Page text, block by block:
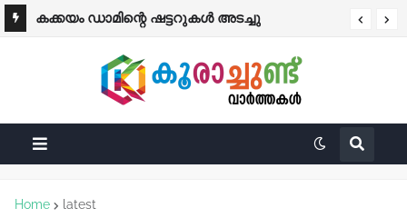
കക്കയം ഡാമിന്റെ ഷട്ടറുകള്‍ അടച്ചു
ഭിന്നശേഷിക്കാർക്ക് 'ആശ്വാസം' പദ്ധതിയിലൂടെ
Home latest